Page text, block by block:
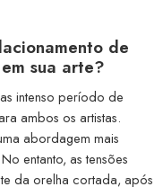
de
sua arte?
intenso período de
ambos os artistas.
abordagem mais
entanto, as tensões
da orelha cortada, após